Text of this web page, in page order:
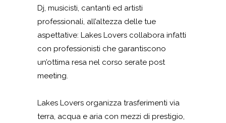
Dj, musicisti, cantanti ed artisti
professionali, all’altezza delle tue
aspettative: Lakes Lovers collabora infatti
con professionisti che garantiscono
un’ottima resa nel corso serate post
meeting.
Lakes Lovers organizza trasferimenti via
terra, acqua e aria con mezzi di prestigio,